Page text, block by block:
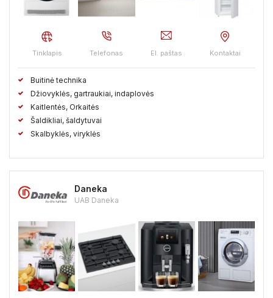
Tinklapis Telefonas El. paštas Kontaktai
Buitinė technika
Džiovyklės, gartraukiai, indaplovės
Kaitlentės, Orkaitės
Šaldikliai, šaldytuvai
Skalbyklės, viryklės
Daneka
UAB Daneka